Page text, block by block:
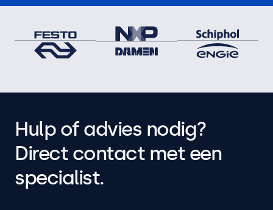
Hulp of advies nodig?
Direct contact met een
specialist.